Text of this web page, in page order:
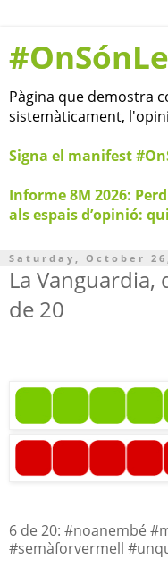
Pàgina que demostra
sistemàticament,
Signa el manifest
Informe 8M 2026:
als espais d’opinió:
Saturday, October
La
de 20
6 de 20: #noanembé
#semàforvermell